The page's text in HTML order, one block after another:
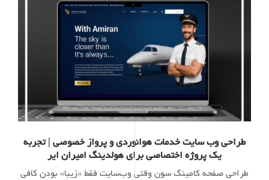
طراحی وب سایت خدمات هوانوردی و پرواز خصوصی | تجربه
یک پروژه اختصاصی برای هولدینگ امیران ایر
طراحی صفحه کامینگ سون وقتی وب‌سایت فقط «زیبا» بودن کافی